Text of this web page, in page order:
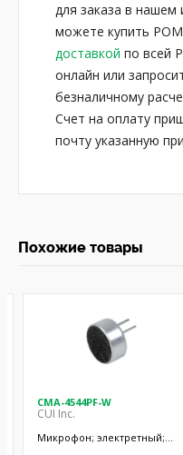
для заказа в нашем
можете купить
доставкой по всей
онлайн или
безналичному
Счет на оплату
почту указанную
Похожие товары
CMA-4544PF-W
CUI Inc.
Микрофон; электретный;